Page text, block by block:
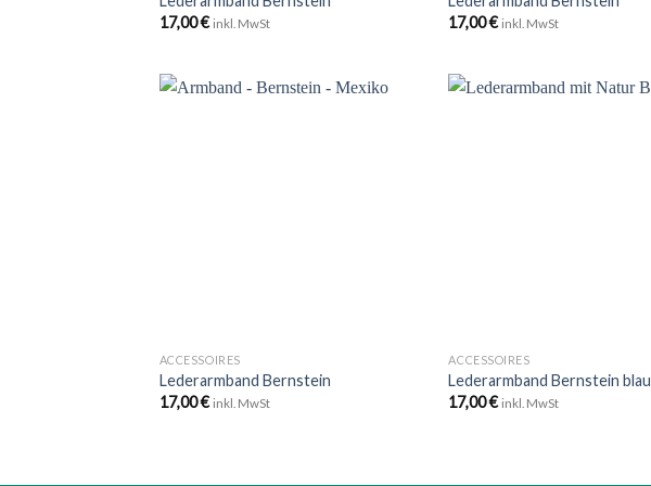
17,00€ inkl. MwSt
17,00€ inkl. MwSt
ACCESSOIRES
Lederarmband Bernstein
17,00€ inkl. MwSt
ACCESSOIRES
Lederarmband Bernstein blau
17,00€ inkl. MwSt